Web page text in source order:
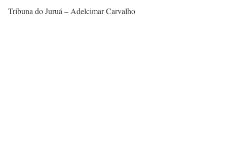
Tribuna do Juruá – Adelcimar Carvalho